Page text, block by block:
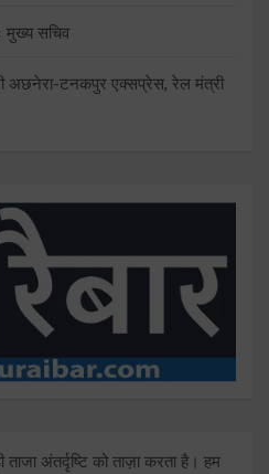
मुख्य सचिव
अछनेरा-टनकपुर एक्सप्रेस, रेल मंत्री
ताजा अंतर्दृष्टि को ताज़ा करता है। हम